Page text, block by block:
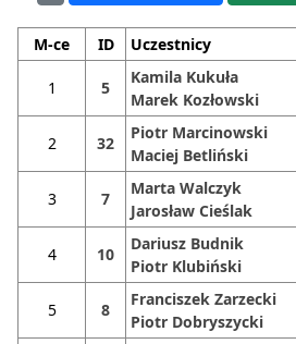
M-ce ID Uczestnicy
1 5
Kamila Kukuła
Marek Kozłowski
2 32
Piotr Marcinowski
Maciej Betliński
3 7
Marta Walczyk
Jarosław Cieślak
4 10
Dariusz Budnik
Piotr Klubiński
5 8
Franciszek Zarzecki
Piotr Dobryszycki